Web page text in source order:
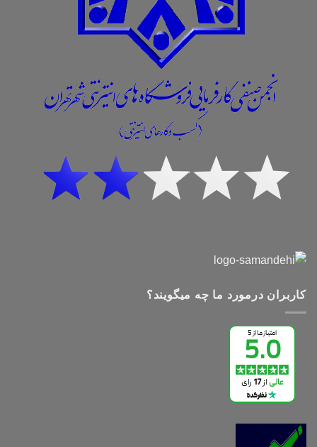
کاربران درمورد ما چه میگویند؟